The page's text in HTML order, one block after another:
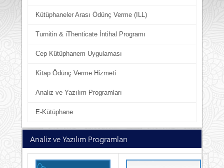
Kütüphaneler Arası Ödünç Verme (ILL)
Turnitin & iThenticate İntihal Programı
Cep Kütüphanem Uygulaması
Kitap Ödünç Verme Hizmeti
Analiz ve Yazılım Programları
E-Kütüphane
Analiz ve Yazılım Programları